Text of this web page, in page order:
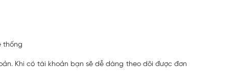
thống
Khi có tài khoản bạn sẽ dễ dàng theo dõi được đơn